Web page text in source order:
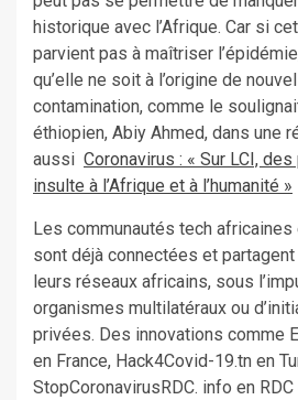
historique avec l’Afrique. Car si
parvient pas à maîtriser
qu’elle ne soit à l’origine de
contamination, comme le
éthiopien, Abiy Ahmed, dans une
aussi Coronavirus : « Sur LCI,
insulte à l’Afrique et à l’humanité »
Les communautés tech
sont déjà connectées et
leurs réseaux africains, sous
organismes multilatéraux ou
privées. Des innovations comme
en France, Hack4Covid-19.tn en
StopCoronavirusRDC. info en